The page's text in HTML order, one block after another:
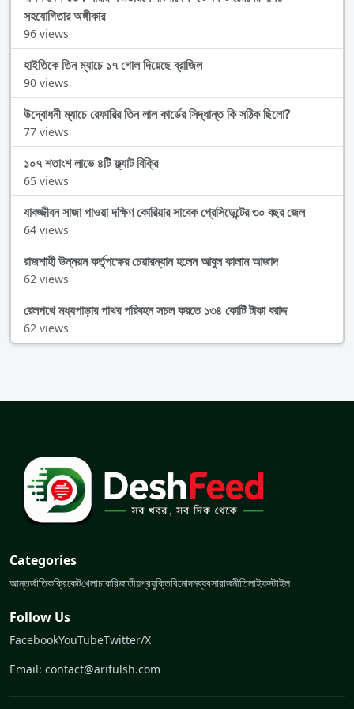
সহযোগিতার অঙ্গীকার
96 views
হাইতিকে তিন ম্যাচে ১৭ গোল দিয়েছে ব্রাজিল
90 views
উদ্বোধনী ম্যাচে রেফারির তিন লাল কার্ডের সিদ্ধান্ত কি সঠিক ছিলো?
77 views
১০৭ শতাংশ লাভে ৪টি ফ্ল্যাট বিক্রি
65 views
যাবজ্জীবন সাজা পাওয়া দক্ষিণ কোরিয়ার সাবেক প্রেসিডেন্টের ৩০ বছর জেল
64 views
রাজশাহী উন্নয়ন কর্তৃপক্ষের চেয়ারম্যান হলেন আবুল কালাম আজাদ
62 views
রেলপথে মধ্যপাড়ার পাথর পরিবহন সচল করতে ১৩৪ কোটি টাকা বরাদ্দ
62 views
Categories
আন্তর্জাতিকক্রিকেটখেলাচাকরিজাতীয়প্রযুক্তিবিনোদনব্যবসারাজনীতিলাইফস্টাইল
Follow Us
FacebookYouTubeTwitter/X
Email: contact@arifulsh.com